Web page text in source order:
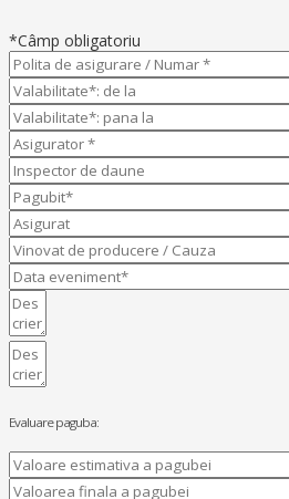
*Câmp obligatoriu
Evaluare paguba: